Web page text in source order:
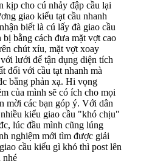
kịp cho cú nhảy đập cầu lại
giao kiểu tạt cầu nhanh
biết là cú lấy đà giao cầu
bị bằng cách đưa mặt vợt cao
chút xíu, mặt vợt xoay
lưới để tận dụng diện tích
đối với cầu tạt nhanh mà
bằng phản xạ. Hi vọng
của mình sẽ có ích cho mọi
mời các bạn góp ý. Với dân
kiểu giao cầu "khó chịu"
lúc đầu mình cũng lúng
nghiệm mới tìm được giải
cầu kiểu gì khó thì post lên
nhé